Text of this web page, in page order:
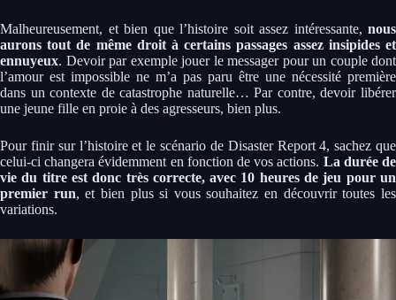
Malheureusement, et bien que l’histoire soit assez intéressante, nous
aurons tout de même droit à certains passages assez insipides et
ennuyeux. Devoir par exemple jouer le messager pour un couple dont
l’amour est impossible ne m’a pas paru être une nécessité première
dans un contexte de catastrophe naturelle… Par contre, devoir libérer
une jeune fille en proie à des agresseurs, bien plus.
Pour finir sur l’histoire et le scénario de Disaster Report 4, sachez que
celui-ci changera évidemment en fonction de vos actions. La durée de
vie du titre est donc très correcte, avec 10 heures de jeu pour un
premier run, et bien plus si vous souhaitez en découvrir toutes les
variations.